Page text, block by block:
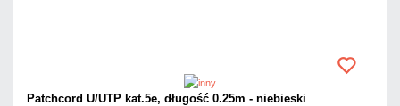
Patchcord U/UTP kat.5e, długość 0.25m - niebieski